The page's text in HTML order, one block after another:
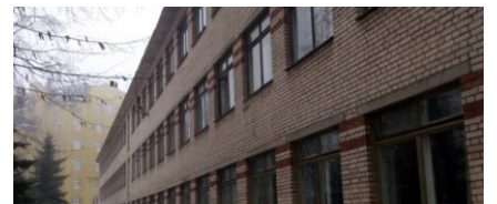
Перейти
до
пошуку
ПОГЛЯД
ІНТЕРВ'Ю
ВСЕ ЗА ДЕНЬ
СПЕЦПРОЕКТИ
ДЕПОРТАЦІЯ
ЯК ОБІЙТИ БЛОКУВАННЯ